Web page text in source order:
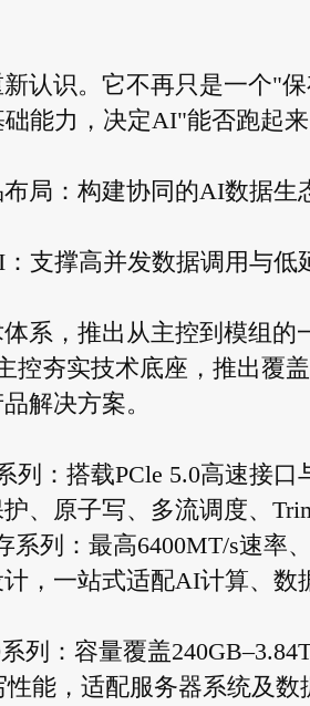
认识。它不再只是一个"
能力，决定AI"能否跑起来
局：构建协同的AI数据生
支撑高并发数据调用与低
系，推出从主控到模组的
控夯实技术底座，推出覆
解决方案。
列：搭载PCle 5.0高速接
、原子写、多流调度、
列：最高6400MT/s速率
，一站式适配AI计算、
列：容量覆盖
性能，适配服务器系统及